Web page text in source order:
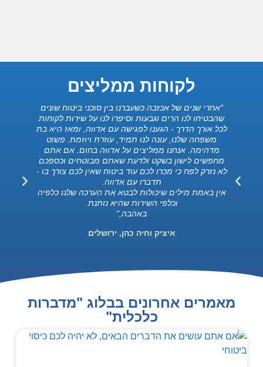
לקוחות ממליצים
"אחרי שנים של אכזבה כשעברנו בין סוכני ביטוח שונים
שהבטיחו לנו הרים וגבעות וסיפרו לנו על שירות לקוחות
לכל אורך הדרך - הגענו לפגישה עם אדווה, ומאז היא בת
משפחה שלנו, עונה לנו תמיד, עוזרת ויוזמת. פשוט
מדהימה. אנחנו ממליצים על אדווה בחום, אם אתם
מחפשים לישון בשקט ולדעת שאתם מבוטחים וכספכם
לא נזרק לפח כי מכרו לכם עוד ביטוח שאין לכם צורך בו -
תדברו עם אדווה.
אין באמת מילים שיכולות לבטא את הערכה שלנו כלפיה
וכלפי השירות שהיא נותנת.
באהבה,"
איציק וחיה כהן, ירושלים
מאמרים אחרונים בבלוג "מדברות
כלכלית"